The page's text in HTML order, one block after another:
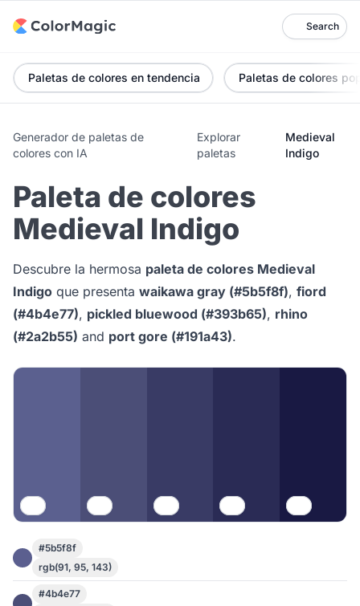
Search
Paletas de colores en tendencia Paletas de colores
Generador de paletas de
colores con IA
Explorar
paletas
Medieval
Indigo
Paleta de colores
Medieval Indigo
Descubre la hermosa paleta de colores Medieval
Indigo que presenta waikawa gray (#5b5f8f), fiord
(#4b4e77), pickled bluewood (#393b65), rhino
(#2a2b55) and port gore (#191a43).
#5b5f8f
rgb(91, 95, 143)
#4b4e77